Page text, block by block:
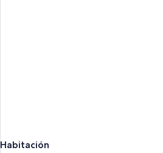
Habitación